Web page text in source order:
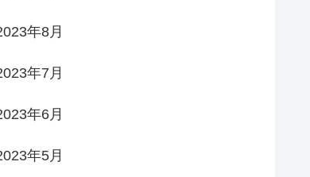
年8月
年7月
年6月
年5月